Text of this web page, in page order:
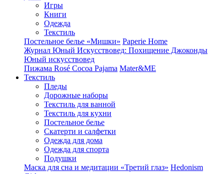
Игры
Книги
Одежда
Текстиль
Постельное белье «Мишки» Paperie Home
Журнал Юный Искусствовед: Похищение Джоконды
Юный искусствовед
Пижама Rosé Cocoa Pajama Mater&ME
Текстиль
Пледы
Дорожные наборы
Текстиль для ванной
Текстиль для кухни
Постельное белье
Скатерти и салфетки
Одежда для дома
Одежда для спорта
Подушки
Маска для сна и медитации «Третий глаз» Hedonism